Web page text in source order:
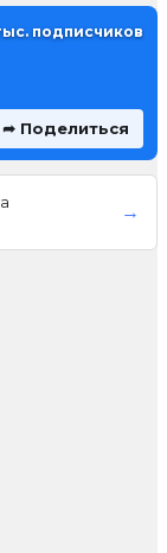
подписчиков
➦ Поделиться
→